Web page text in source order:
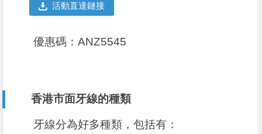
活動直達鏈接
優惠碼：ANZ5545
香港市面牙線的種類
牙線分為好多種類，包括有：